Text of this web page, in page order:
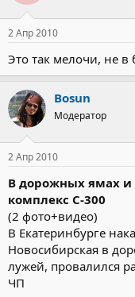
2 Апр 2010
Это так мелочи, не в
Bosun
Модератор
2 Апр 2010
В дорожных ямах и
комплекс С-300
(2 фото+видео)
В Екатеринбурге
Новосибирская в
лужей, провалился
ЧП